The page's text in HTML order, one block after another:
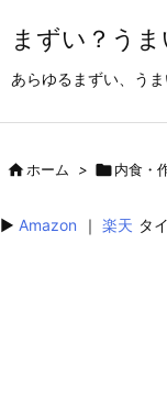
まずい？う
あらゆるまずい、う
ホーム > 内食・
▶︎ Amazon ｜ 楽天 タ